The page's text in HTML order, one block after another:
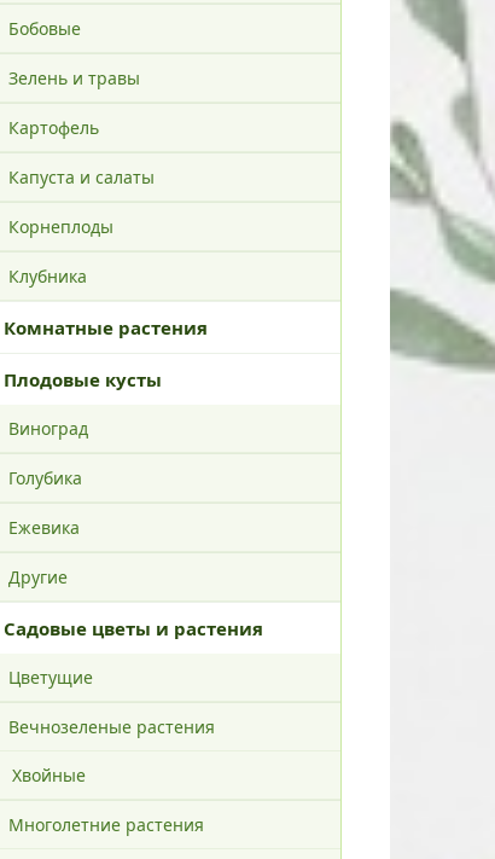
Бобовые
Зелень и травы
Картофель
Капуста и салаты
Корнеплоды
Клубника
Комнатные растения
Плодовые кусты
Виноград
Голубика
Ежевика
Другие
Садовые цветы и растения
Цветущие
Вечнозеленые растения
Хвойные
Многолетние растения